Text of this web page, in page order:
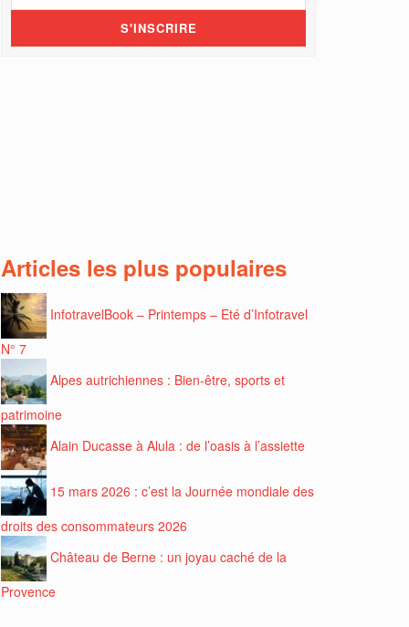
Articles les plus populaires
InfotravelBook – Printemps – Eté d’Infotravel
N° 7
Alpes autrichiennes : Bien-être, sports et
patrimoine
Alain Ducasse à Alula : de l’oasis à l’assiette
15 mars 2026 : c’est la Journée mondiale des
droits des consommateurs 2026
Château de Berne : un joyau caché de la
Provence